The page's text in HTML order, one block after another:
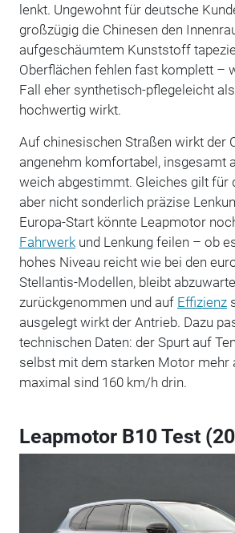
lenkt. Ungewohnt für deutsche
großzügig die Chinesen den
aufgeschäumtem Kunststoff
Oberflächen fehlen fast komplett –
Fall eher synthetisch-pflegeleicht
hochwertig wirkt.
Auf chinesischen Straßen wirkt der
angenehm komfortabel, insgesamt
weich abgestimmt. Gleiches gilt für
aber nicht sonderlich präzise
Europa-Start könnte Leapmotor
Fahrwerkund Lenkung feilen – ob
hohes Niveau reicht wie bei den
Stellantis-Modellen, bleibt
zurückgenommen und auf Effizienz
ausgelegt wirkt der Antrieb. Dazu
technischen Daten: der Spurt auf
selbst mit dem starken Motor mehr
maximal sind 160 km/h drin.
Leapmotor B10 Test